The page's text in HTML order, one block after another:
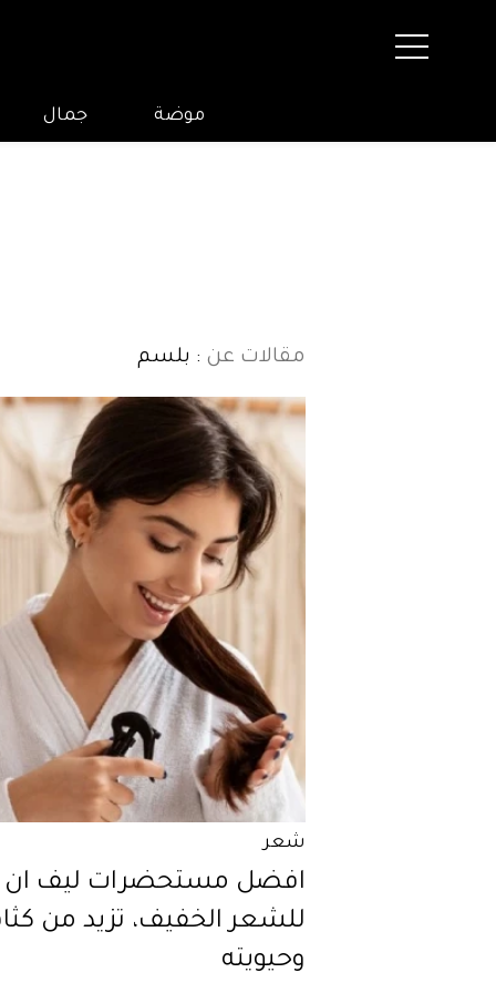
موضة جمال
مقالات عن : بلسم
شعر
افضل مستحضرات ليف ان
للشعر الخفيف، تزيد من
وحيويته